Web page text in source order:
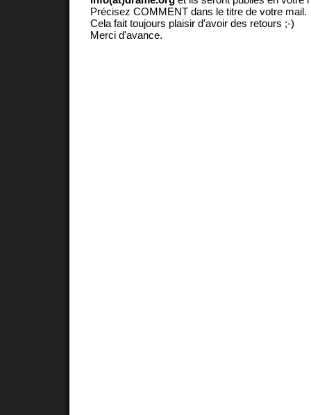
Précisez COMMENT dans le titre de votre mail.
Cela fait toujours plaisir d'avoir des retours ;-)
Merci d'avance.